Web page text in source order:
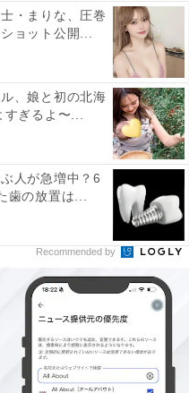
・まりな、圧巻
ョット公開...
、娘と初の北海
すぎるよ〜...
人が急増中？6
歯の放置は...
Recommended by